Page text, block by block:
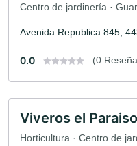
Centro de jardinería ·
Avenida Republica 845,
0.0 (0
Viveros el Paraiso
Horticultura · Centro de